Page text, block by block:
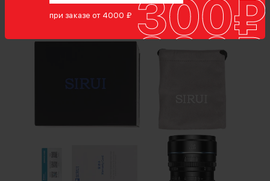
при заказе от 4000 ₽
Большой выбор
популярных байонетов беззеркальных камер,
а также в двух цветовых решениях
16мм (эквивалентный 24мм) -